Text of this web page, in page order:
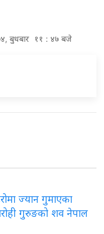
बुधबार ११ : ४७ बजे
ज्यान गुमाएका
गुरुङको शव नेपाल